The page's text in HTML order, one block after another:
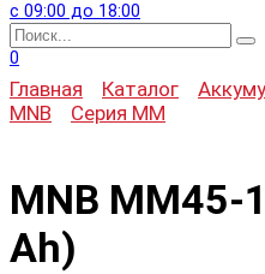
с 09:00 до 18:00
Search
for:
0
Главная Каталог
MNB
Серия MM
MNB MM45-
Ah)